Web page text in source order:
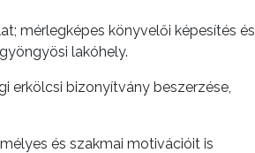
mérlegképes könyvelői képesítés és
lakóhely.
erkölcsi bizonyítvány beszerzése,
és szakmai motivációit is